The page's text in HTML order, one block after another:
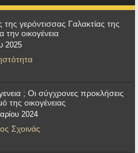
της γερόντισσας Γαλακτίας της
την οικογένεια
2025
; Οι σύγχρονες προκλήσεις
της οικογένειας
2024
Σχοινάς